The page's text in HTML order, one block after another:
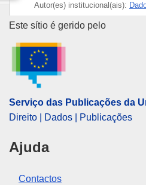
Autor(es) institucional(ais):
Serviço das
Este sítio é gerido pelo
Serviço das Publicações da
Direito | Dados | Publicações
Ajuda
Contactos